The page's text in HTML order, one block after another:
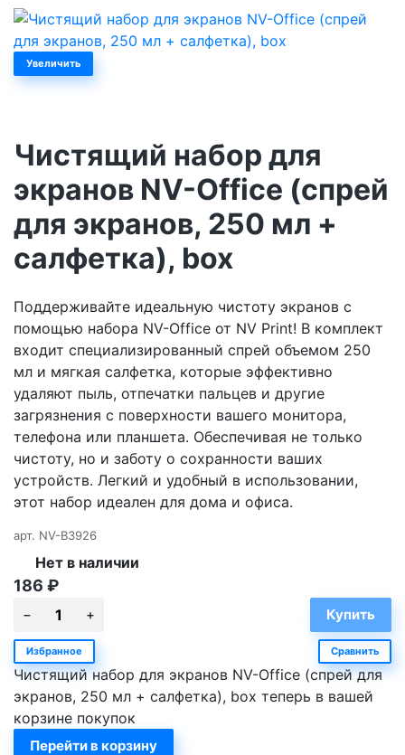
Увеличить
Чистящий набор для
экранов NV-Office (спрей
для экранов, 250 мл +
салфетка), box
Поддерживайте идеальную чистоту экранов с
помощью набора NV-Office от NV Print! В комплект
входит специализированный спрей объемом 250
мл и мягкая салфетка, которые эффективно
удаляют пыль, отпечатки пальцев и другие
загрязнения с поверхности вашего монитора,
телефона или планшета. Обеспечивая не только
чистоту, но и заботу о сохранности ваших
устройств. Легкий и удобный в использовании,
этот набор идеален для дома и офиса.
арт. NV-B3926
Нет в наличии
186 ₽
Избранное Сравнить
Чистящий набор для экранов NV-Office (спрей для
экранов, 250 мл + салфетка), box теперь в вашей
корзине покупок
Перейти в корзину